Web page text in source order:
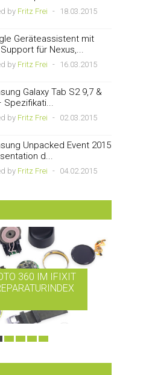
by Fritz Frei - 18.03.2015
Geräteassistent mit
für Nexus,...
by Fritz Frei - 16.03.2015
Galaxy Tab S2 9,7 &
Spezifikati...
by Fritz Frei - 02.03.2015
Unpacked Event 2015
d...
by Fritz Frei - 04.02.2015
360 IM IFIXIT